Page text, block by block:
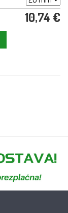
10,74 €